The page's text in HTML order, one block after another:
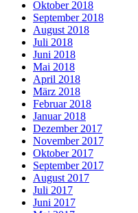
Oktober 2018
September 2018
August 2018
Juli 2018
Juni 2018
Mai 2018
April 2018
März 2018
Februar 2018
Januar 2018
Dezember 2017
November 2017
Oktober 2017
September 2017
August 2017
Juli 2017
Juni 2017